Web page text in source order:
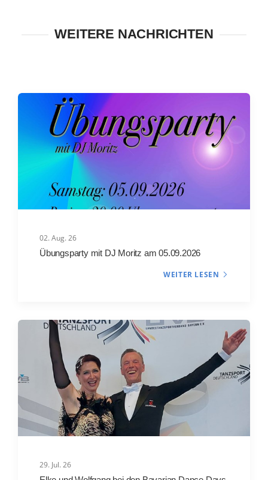
WEITERE NACHRICHTEN
02. Aug. 26
Übungsparty mit DJ Moritz am 05.09.2026
WEITER LESEN
29. Jul. 26